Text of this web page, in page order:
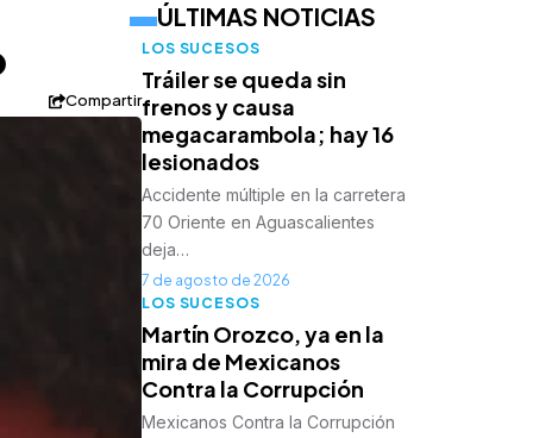
Compartir
ÚLTIMAS NOTICIAS
LOS SUCESOS
Tráiler se queda sin
frenos y causa
megacarambola; hay 16
lesionados
Accidente múltiple en la carretera
70 Oriente en Aguascalientes
deja…
7 de agosto de 2026
LOS SUCESOS
Martín Orozco, ya en la
mira de Mexicanos
Contra la Corrupción
Mexicanos Contra la Corrupción